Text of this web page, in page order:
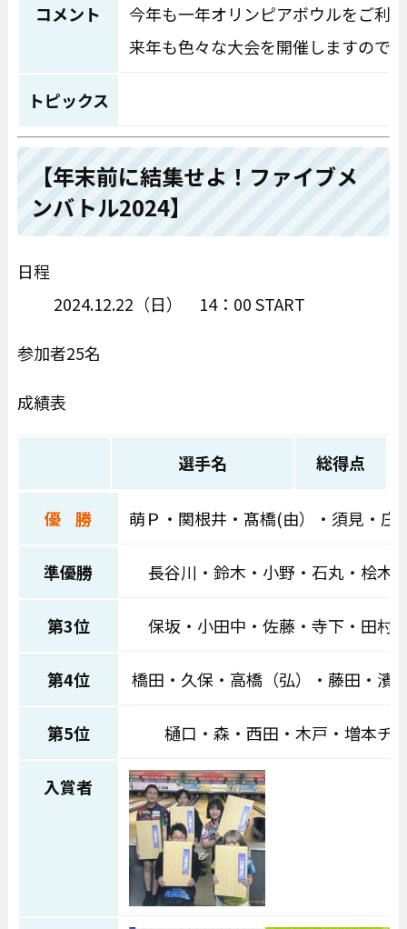
コメント
今年も一年オリンピアボウルをご利
来年も色々な大会を開催しますので
トピックス
【年末前に結集せよ！ファイブメ
ンバトル2024】
日程
2024.12.22（日） 14：00 START
参加者25名
成績表
選手名 総得点
優 勝 萌Ｐ・関根井・髙橋(由）・須見・庄
準優勝 長谷川・鈴木・小野・石丸・桧木
第3位 保坂・小田中・佐藤・寺下・田村
第4位 橋田・久保・高橋（弘）・藤田・濱
第5位 樋口・森・西田・木戸・増本チ
入賞者